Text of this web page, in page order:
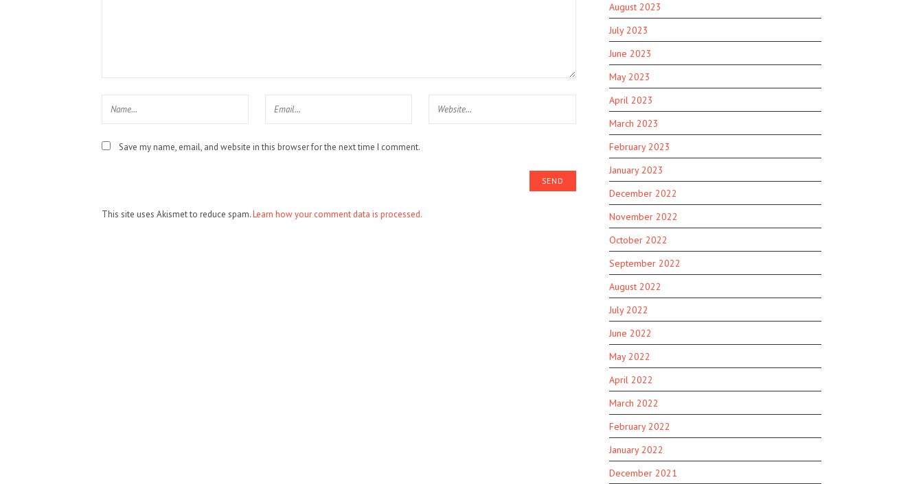
Save my name, email, and website in this browser for the next time I comment.
This site uses Akismet to reduce spam.Learn how your comment data is processed.
August 2023
July 2023
June 2023
May 2023
April 2023
March 2023
February 2023
January 2023
December 2022
November 2022
October 2022
September 2022
August 2022
July 2022
June 2022
May 2022
April 2022
March 2022
February 2022
January 2022
December 2021